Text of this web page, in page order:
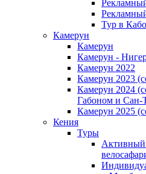
Тур в
Камерун
Камерун
Камерун -
Камерун 2022
Камерун 2023
Камерун 2024
Габоном и Сан-
Камерун 2025
Кения
Туры
Активный